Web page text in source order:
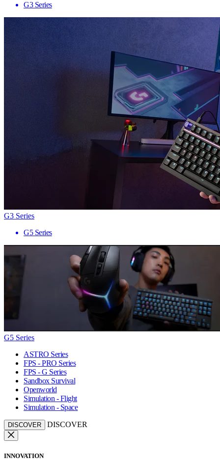
G3 Series
G3 Series
G5 Series
G5 Series
ASTRO Series
FPS - PRO Series
FPS - G Series
Sandbox Survival
Openworld
Simulation - Flight
Simulation - Space
DISCOVER DISCOVER
INNOVATION